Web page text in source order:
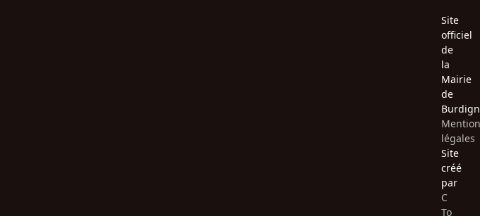
Site
officiel
de
la
Mairie
de
légales
Site
créé
par
C
To